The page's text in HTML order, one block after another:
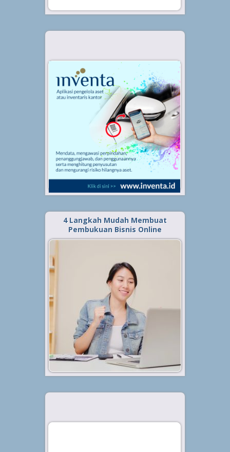
4 Langkah Mudah Membuat
Pembukuan Bisnis Online
Bisnis online saat ini tengah
menjadi trend di kalangan
masyarakat. Cara memulainya
yang mudah serta tak
membutuhkan banyak modal
menjadi salah satu keunggulan
sehingga bisnis online kerap
dijadikan sebagai pilihan. Namun,
Baca Selengkapnya »